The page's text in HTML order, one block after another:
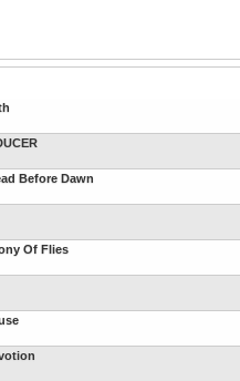
Before Dawn
Of Flies